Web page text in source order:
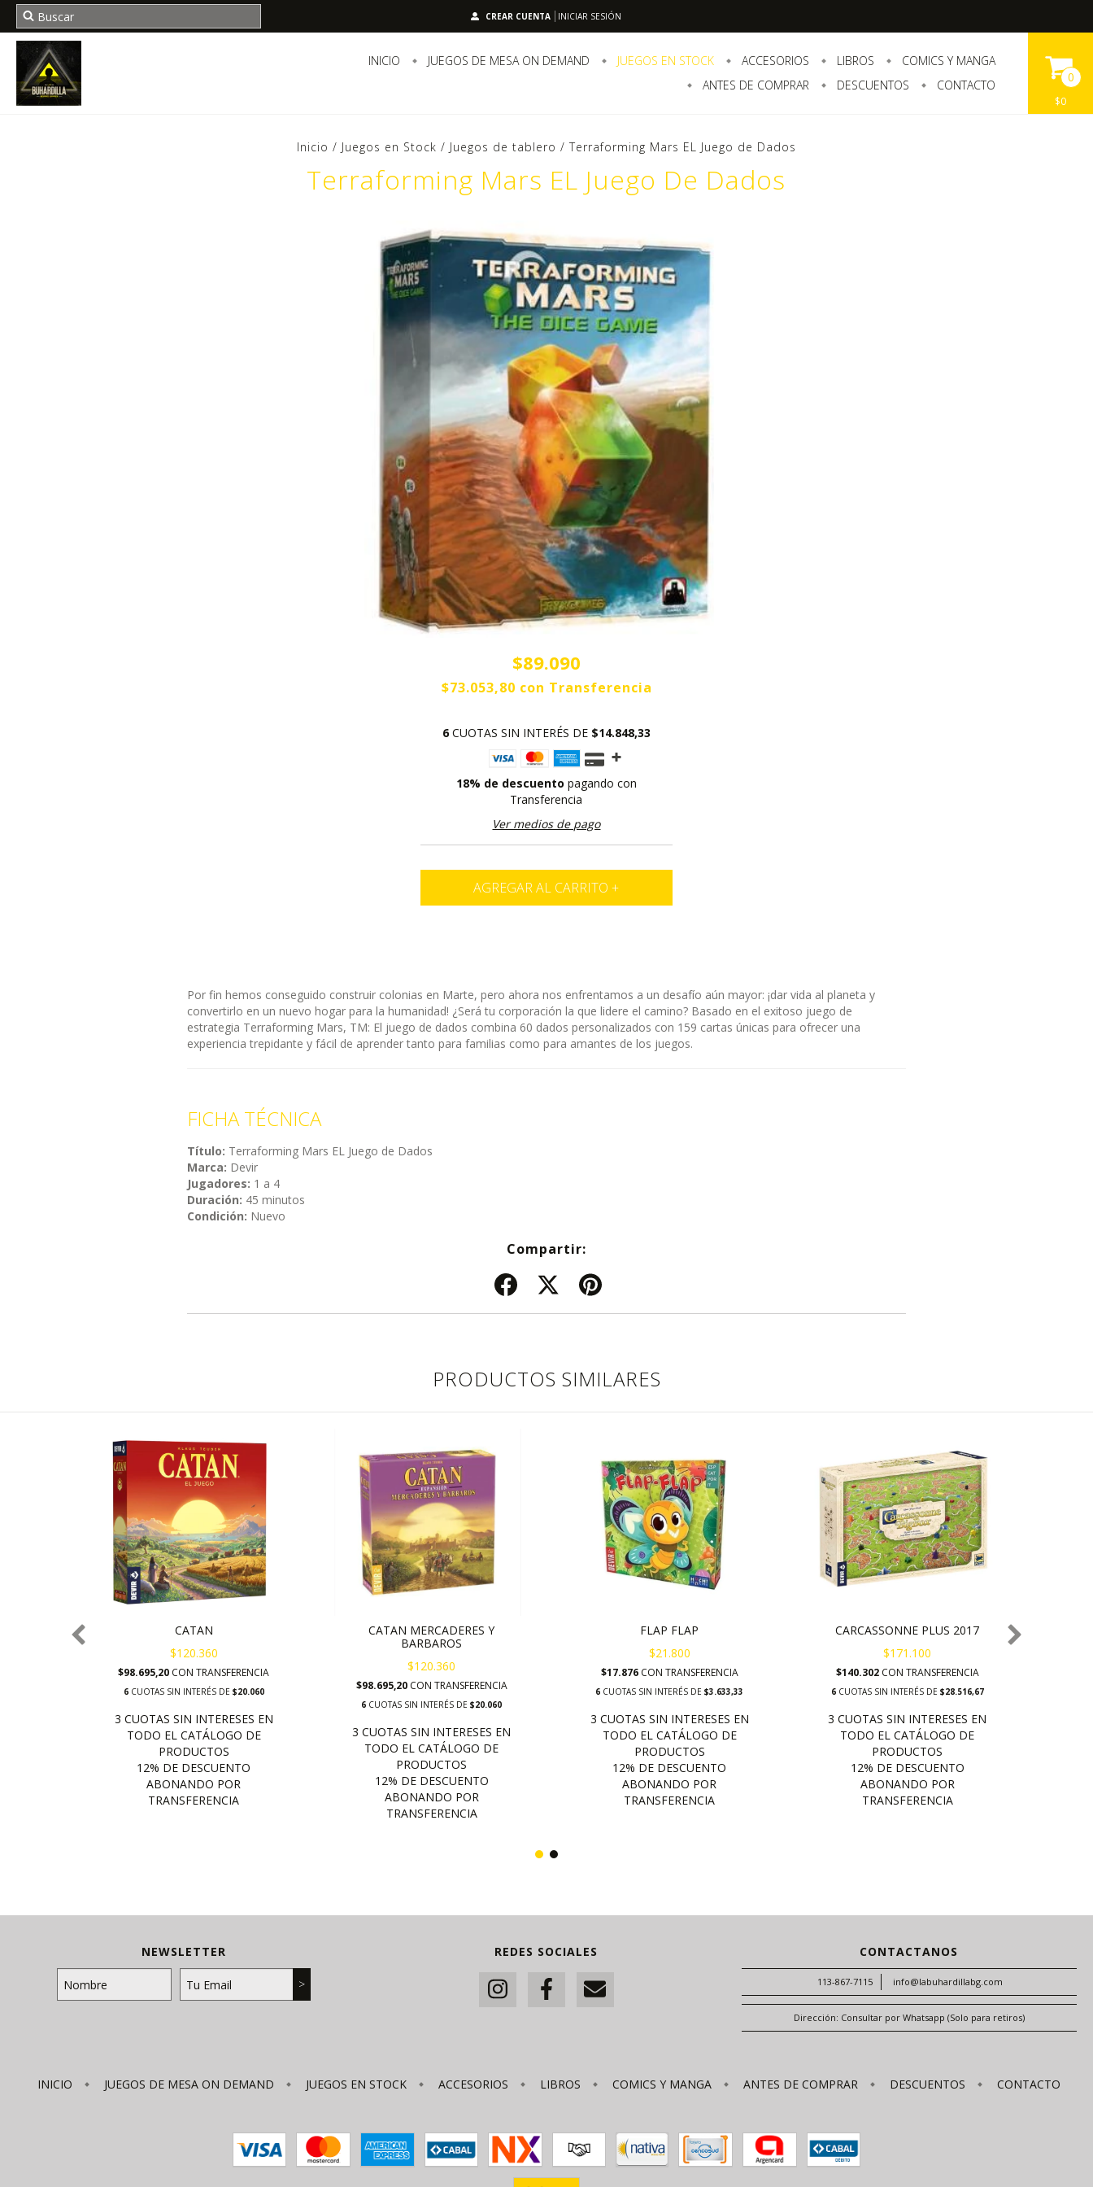
CREAR CUENTA INICIAR SESIÓN
INICIO JUEGOS DE MESA ON DEMAND JUEGOS EN STOCK ACCESORIOS LIBROS
COMICS Y MANGA
ANTES DE COMPRAR
DESCUENTOS CONTACTO
0
$0
Inicio / Juegos en Stock / Juegos de tablero / Terraforming Mars EL Juego de Dados
Terraforming Mars EL Juego De Dados
$89.090
$73.053,80 con Transferencia
6CUOTAS SIN INTERÉS DE $14.848,33
18% de descuento pagando con
Transferencia
Ver medios de pago
Por fin hemos conseguido construir colonias en Marte, pero ahora nos enfrentamos a un desafío aún mayor: ¡dar vida al planeta y
convertirlo en un nuevo hogar para la humanidad! ¿Será tu corporación la que lidere el camino? Basado en el exitoso juego de
estrategia Terraforming Mars, TM: El juego de dados combina 60 dados personalizados con 159 cartas únicas para ofrecer una
experiencia trepidante y fácil de aprender tanto para familias como para amantes de los juegos.
FICHA TÉCNICA
Título: Terraforming Mars EL Juego de Dados
Marca: Devir
Jugadores: 1 a 4
Duración: 45 minutos
Condición: Nuevo
Compartir:
PRODUCTOS SIMILARES
CATAN
$120.360
$98.695,20 CON TRANSFERENCIA
6CUOTAS SIN INTERÉS DE $20.060
CATAN MERCADERES Y
BARBAROS
$120.360
$98.695,20 CON TRANSFERENCIA
6 CUOTAS SIN INTERÉS DE$20.060
FLAP FLAP
$21.800
$17.876 CON TRANSFERENCIA
6 CUOTAS SIN INTERÉS DE$3.633,33
CARCASSONNE PLUS 2017
$171.100
$140.302 CON TRANSFERENCIA
6CUOTAS SIN INTERÉS DE $28.516,67
NEWSLETTER REDES SOCIALES CONTACTANOS
113-867-7115 info@labuhardillabg.com
Dirección: Consultar por Whatsapp (Solo para retiros)
INICIO JUEGOS DE MESA ON DEMAND JUEGOS EN STOCK ACCESORIOS LIBROS COMICS Y MANGA ANTES DE COMPRAR DESCUENTOS CONTACTO